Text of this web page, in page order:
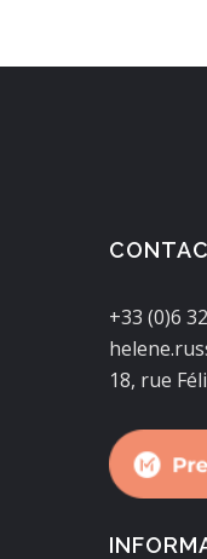
+33 (0)6
18, rue